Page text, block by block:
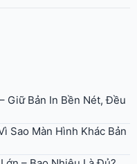
Giữ Bản In Bền Nét, Đều
Sao Màn Hình Khác Bản